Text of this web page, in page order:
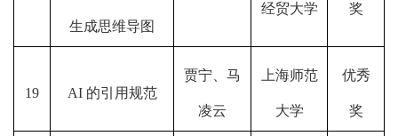
生成思维导图
经贸大学 奖
19 AI 的引用规范
贾宁、马
凌云
上海师范
大学
优秀
奖